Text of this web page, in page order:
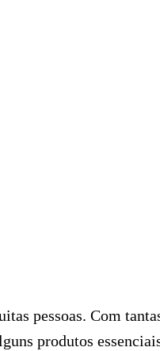
pessoas. Com
produtos